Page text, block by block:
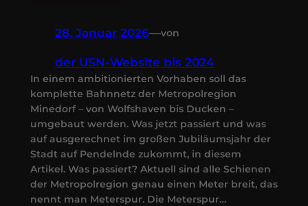
28. Januar 2026—von
der USN-Website bis 2024
In einem ambitionierten Vorhaben soll das
komplette Bahnnetz der Metropolregion
Minedorf – von Wolfshaven bis Ducken –
umgebaut werden. Was jetzt passiert und was
auf ausgerechnet im großen Jubiläumsjahr der
Stadt auf Pendelnde zukommt, in diesem
Artikel. Was passiert? Aktuell sind alle Schienen
der Metropolregion genau einen Meter breit, das
nennt man Meterspur. Die Meterspur…